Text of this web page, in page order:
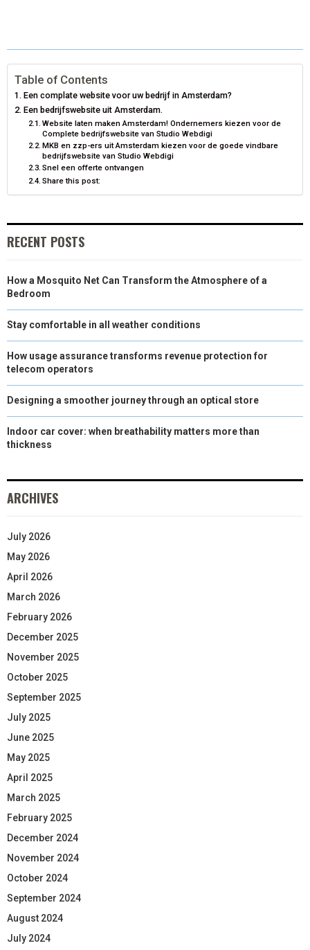
E
R
)
Table of Contents
Een complate website voor uw bedrijf in Amsterdam?
Een bedrijfswebsite uit Amsterdam.
Website laten maken Amsterdam! Ondernemers kiezen voor de
Complete bedrijfswebsite van Studio Webdigi
MKB en zzp-ers uit Amsterdam kiezen voor de goede vindbare
bedrijfswebsite van Studio Webdigi
Snel een offerte ontvangen
Share this post:
RECENT POSTS
How a Mosquito Net Can Transform the Atmosphere of a
Bedroom
Stay comfortable in all weather conditions
How usage assurance transforms revenue protection for
telecom operators
Designing a smoother journey through an optical store
Indoor car cover: when breathability matters more than
thickness
ARCHIVES
July 2026
May 2026
April 2026
March 2026
February 2026
December 2025
November 2025
October 2025
September 2025
July 2025
June 2025
May 2025
April 2025
March 2025
February 2025
December 2024
November 2024
October 2024
September 2024
August 2024
July 2024